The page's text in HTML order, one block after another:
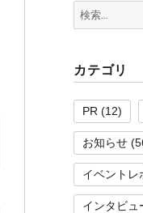
検
索:
カテゴリ
PR (12)
お知らせ
イベントレ
インタビュ